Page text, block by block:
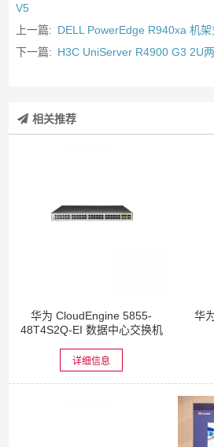
V5
上一篇: DELL PowerEdge R940xa 机
下一篇: H3C UniServer R4900 G3 2U
相关推荐
华为 CloudEngine 5855-
48T4S2Q-EI 数据中心交换机
详细信息
华